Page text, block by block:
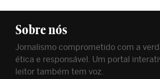
Sobre nós
Jornalismo comprometido com a
ética e responsável. Um portal
leitor também tem voz.